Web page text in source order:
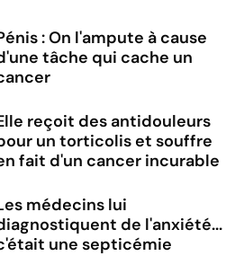
: On l'ampute à cause
tâche qui cache un
reçoit des antidouleurs
un torticolis et souffre
fait d'un cancer incurable
médecins lui
de l'anxiété...
une septicémie